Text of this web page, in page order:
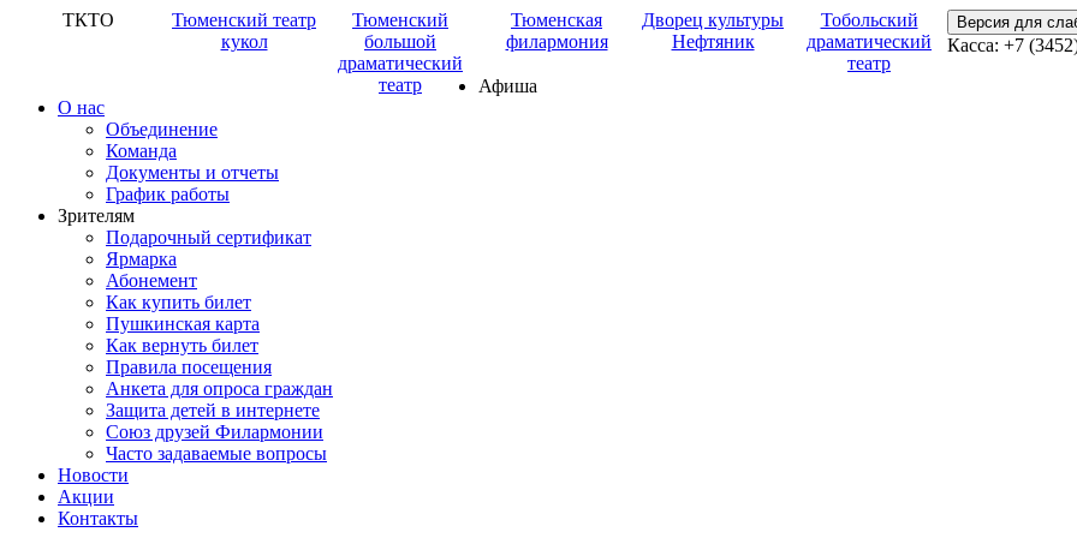
ТКТО
Тюменский театр
кукол
Тюменский
большой
драматический
театр
Тюменская
филармония
Дворец культуры
Нефтяник
Тобольский
драматический
театр
Версия для
Касса: +7
Афиша
О нас
Объединение
Команда
Документы и отчеты
График работы
Зрителям
Подарочный сертификат
Ярмарка
Абонемент
Как купить билет
Пушкинская карта
Как вернуть билет
Правила посещения
Анкета для опроса граждан
Защита детей в интернете
Союз друзей Филармонии
Часто задаваемые вопросы
Новости
Акции
Контакты